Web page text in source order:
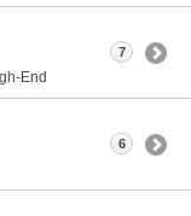
End
7
6